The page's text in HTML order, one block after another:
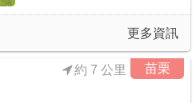
更多資訊
苗栗
約 7 公里